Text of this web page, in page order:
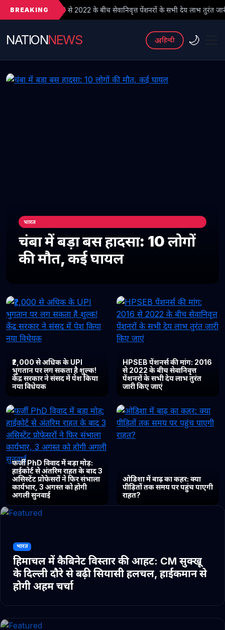
BREAKING
2022 के बीच सेवानिवृत्त पेंशनरों के सभी देय लाभ तुरंत जारी किए जाएं
NATIONNEWS अहिन्दी 🌙
भारत
चंबा में बड़ा बस हादसा: 10 लोगों
की मौत, कई घायल
₹2,000 से अधिक के UPI
भुगतान पर लग सकता है शुल्क!
केंद्र सरकार ने संसद में पेश किया
नया विधेयक
HPSEB पेंशनर्स की मांग: 2016
से 2022 के बीच सेवानिवृत्त
पेंशनरों के सभी देय लाभ तुरंत
जारी किए जाएं
फर्जी PhD विवाद में बड़ा मोड़:
हाईकोर्ट से अंतरिम राहत के बाद 3
असिस्टेंट प्रोफेसरों ने फिर संभाला
कार्यभार, 3 अगस्त को होगी
अगली सुनवाई
ओडिशा में बाढ़ का कहर: क्या
पीड़ितों तक समय पर पहुंच पाएगी
राहत?
भारत
हिमाचल में कैबिनेट विस्तार की आहट: CM सुक्खू
के दिल्ली दौरे से बढ़ी सियासी हलचल, हाईकमान से
होगी अहम चर्चा